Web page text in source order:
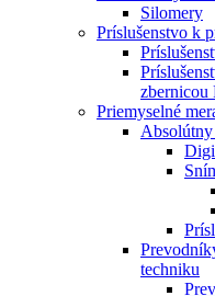
Silomery
Príslušenstvo k
zbernicou
Priemyselné
techniku